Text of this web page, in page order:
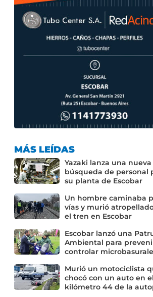
MÁS LEÍDAS
Yazaki lanza una nueva
búsqueda de personal
su planta de Escobar
Un hombre caminaba
vías y murió
el tren en Escobar
Escobar lanzó una
Ambiental para
controlar
Murió un motociclista
chocó con un auto en el
kilómetro 44 de la